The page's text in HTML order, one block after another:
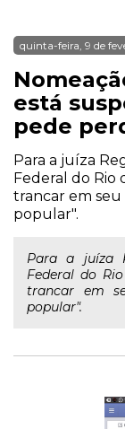
quinta-feira, 9 de
está
pede
Para a juíza
Federal do Rio
trancar em
popular".
Para a juíza
Federal do
trancar em
popular".